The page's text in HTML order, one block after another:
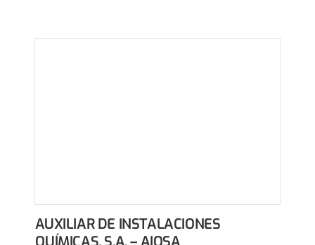
AUXILIAR DE INSTALACIONES